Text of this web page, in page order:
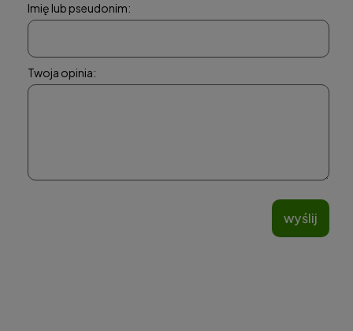
Imię lub pseudonim:
Twoja opinia:
wyślij